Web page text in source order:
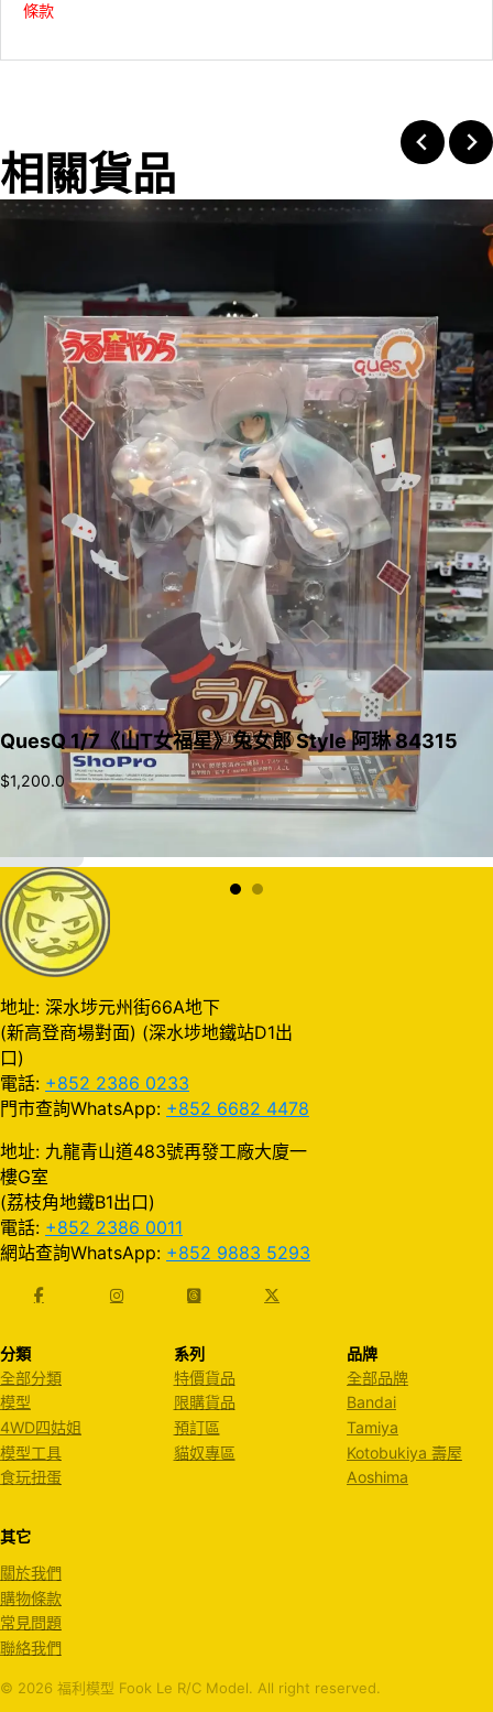
條款
相關貨品
QuesQ 1/7《山T女福星》兔女郎 Style 阿琳 84315
$1,200.0
地址: 深水埗元州街66A地下
(新高登商場對面) (深水埗地鐵站D1出
口)
電話: +852 2386 0233
門市查詢WhatsApp: +852 6682 4478
地址: 九龍青山道483號再發工廠大廈一
樓G室
(荔枝角地鐵B1出口)
電話: +852 2386 0011
網站查詢WhatsApp: +852 9883 5293
分類
全部分類
模型
4WD四姑姐
模型工具
食玩扭蛋
系列
特價貨品
限購貨品
預訂區
貓奴專區
品牌
全部品牌
Bandai
Tamiya
Kotobukiya 壽屋
Aoshima
其它
關於我們
購物條款
常見問題
聯絡我們
© 2026 福利模型 Fook Le R/C Model. All right reserved.